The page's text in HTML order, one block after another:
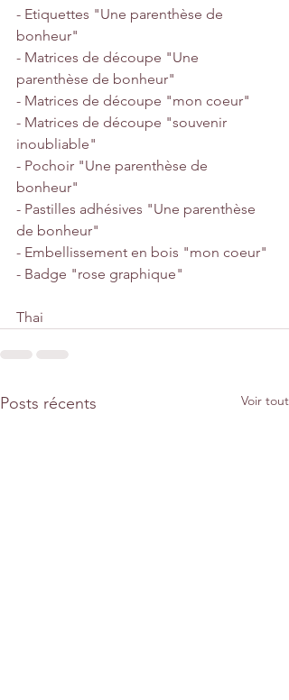
- Etiquettes "Une parenthèse de
bonheur"
- Matrices de découpe "Une
parenthèse de bonheur"
- Matrices de découpe "mon coeur"
- Matrices de découpe "souvenir
inoubliable"
- Pochoir "Une parenthèse de
bonheur"
- Pastilles adhésives "Une parenthèse
de bonheur"
- Embellissement en bois "mon coeur"
- Badge "rose graphique"
Thai
Posts récents Voir tout